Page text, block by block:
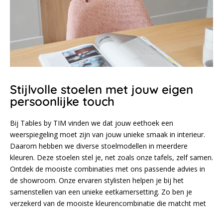
Stijlvolle stoelen met jouw eigen
persoonlijke touch
Bij Tables by TIM vinden we dat jouw eethoek een
weerspiegeling moet zijn van jouw unieke smaak in interieur.
Daarom hebben we diverse stoelmodellen in meerdere
kleuren. Deze stoelen stel je, net zoals onze tafels, zelf samen.
Ontdek de mooiste combinaties met ons passende advies in
de showroom. Onze ervaren stylisten helpen je bij het
samenstellen van een unieke eetkamersetting. Zo ben je
verzekerd van de mooiste kleurencombinatie die matcht met